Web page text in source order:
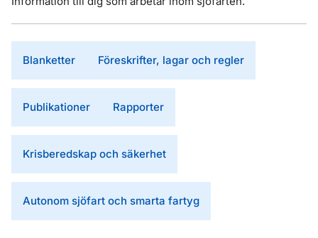
Blanketter Föreskrifter, lagar och regler
Publikationer Rapporter
Krisberedskap och säkerhet
Autonom sjöfart och smarta fartyg